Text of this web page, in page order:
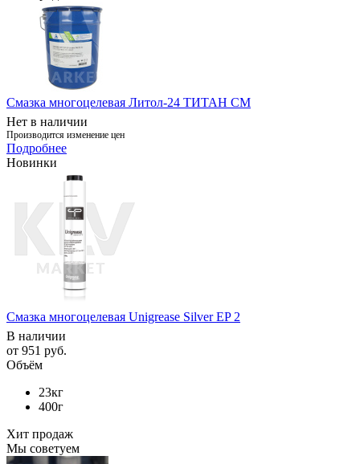
Смазка многоцелевая Литол-24 ТИТАН СМ
Нет в наличии
Производится изменение цен
Подробнее
Новинки
Смазка многоцелевая Unigrease Silver EP 2
В наличии
от 951 руб.
Объём
23кг
400г
Хит продаж
Мы советуем